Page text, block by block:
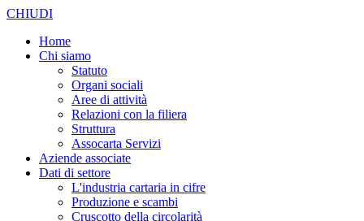
CHIUDI
Home
Chi siamo
Statuto
Organi sociali
Aree di attività
Relazioni con la filiera
Struttura
Assocarta Servizi
Aziende associate
Dati di settore
L'industria cartaria in cifre
Produzione e scambi
Cruscotto della circolarità